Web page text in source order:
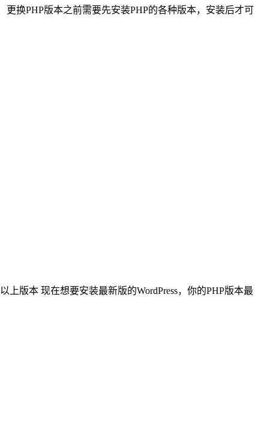
换PHP版本之前需要先安装PHP的各种版本，安装后才可
上版本 现在想要安装最新版的WordPress，你的PHP版本最